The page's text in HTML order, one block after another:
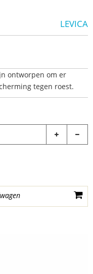
LEVICA
ontworpen om er
tegen roest.